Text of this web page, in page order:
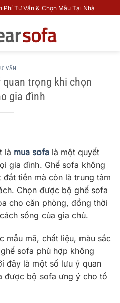
Tư Vấn & Chọn Mẫu Tại Nhà
VẤN
trọng khi chọn
gia đình
là mua sofa là một quyết
gia đình. Ghế sofa không
tiền mà còn là trung tâm
Chọn được bộ ghế sofa
cho căn phòng, đồng thời
sống của gia chủ.
mẫu mã, chất liệu, màu sắc
sofa phù hợp không
đây là một số lưu ý quan
được bộ sofa ưng ý cho tổ